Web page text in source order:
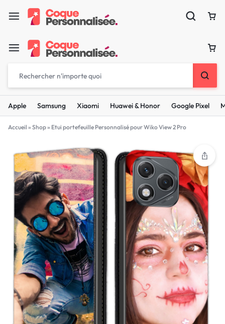
Apple Samsung Xiaomi Huawei & Honor Google Pixel
Accueil » Shop» Etui portefeuille Personnalisé pour Wiko View 2 Pro